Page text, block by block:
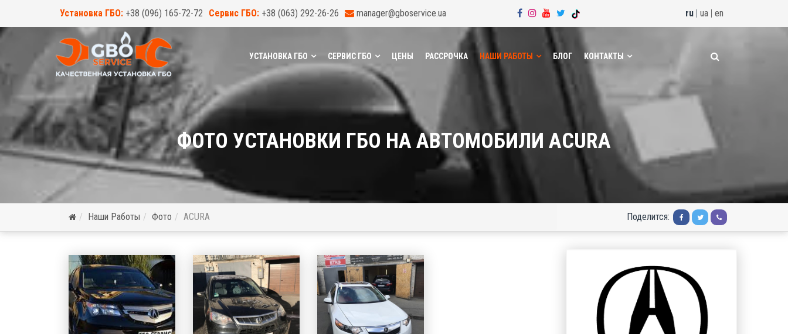
Установка ГБО: +38 (096) 165-72-72 Сервис ГБО: +38 (063) 292-26-26 manager@gboservice.ua ru | ua | en
УСТАНОВКА ГБО СЕРВИС ГБО ЦЕНЫ РАССРОЧКА НАШИ РАБОТЫ БЛОГ КОНТАКТЫ
ФОТО УСТАНОВКИ ГБО НА АВТОМОБИЛИ ACURA
Наши Работы Фото ACURA Поделится: